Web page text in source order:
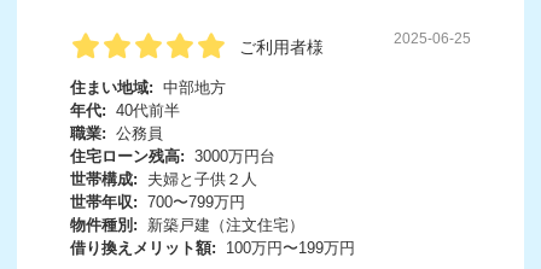
ご利用者様 2025-06-25
住まい地域: 中部地方
年代: 40代前半
職業: 公務員
住宅ローン残高: 3000万円台
世帯構成:
夫婦と子供２人
世帯年収: 700〜799万円
物件種別:
新築戸建（注文住宅）
借り換えメリット額:
100万円〜199万円